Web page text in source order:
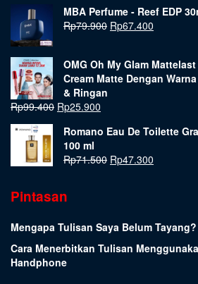
MBA Perfume - Reef EDP
Rp79.900 Rp67.400
OMG Oh My Glam
Cream Matte Dengan
& Ringan
Rp99.400 Rp25.900
Romano Eau De Toilette
100 ml
Rp71.500 Rp47.300
Pintasan
Mengapa Tulisan Saya Belum Tayang?
Cara Menerbitkan Tulisan
Handphone